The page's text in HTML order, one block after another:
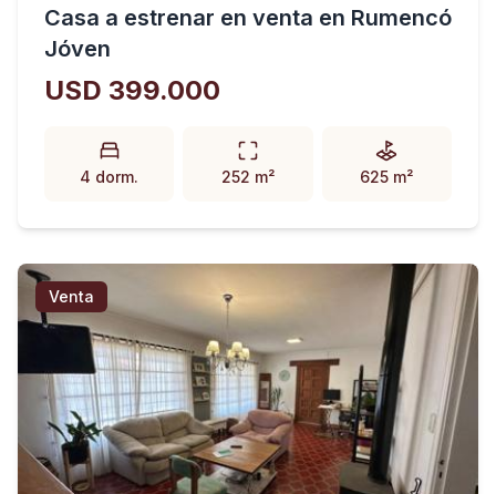
Casa a estrenar en venta en Rumencó
Jóven
USD 399.000
4 dorm. 252 m² 625 m²
Venta